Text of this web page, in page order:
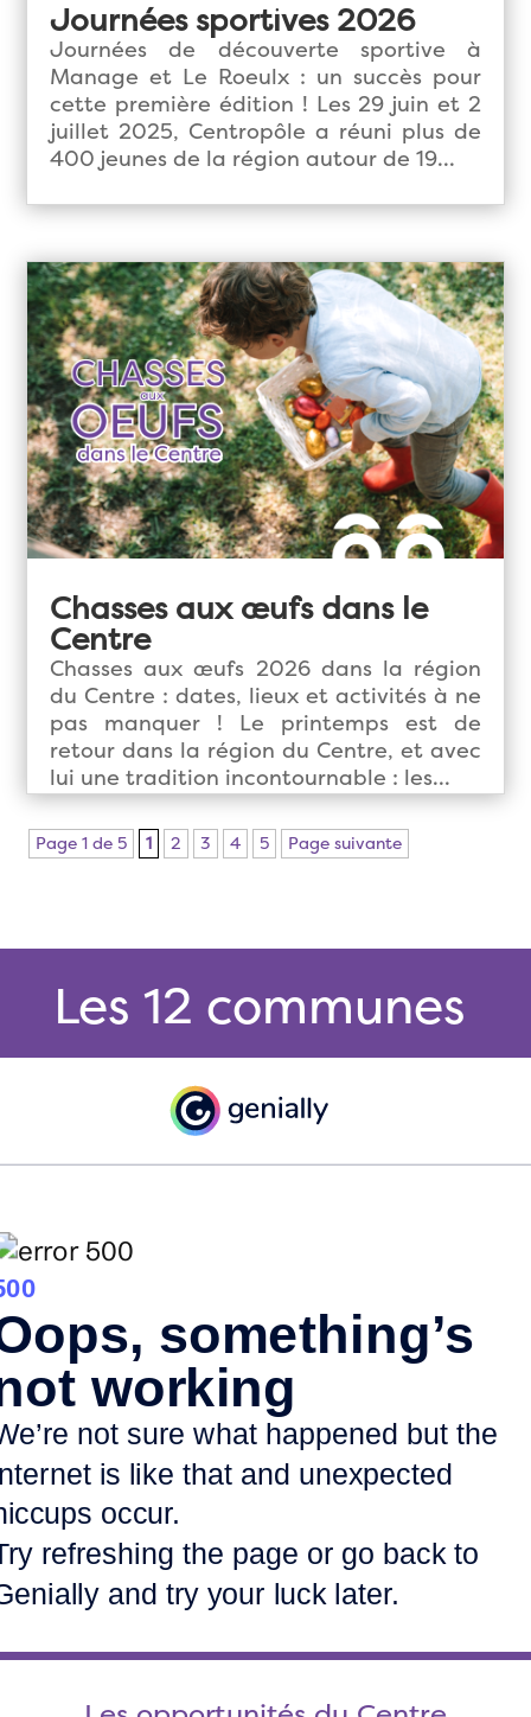
Journées sportives 2026
Journées de découverte sportive à
Manage et Le Roeulx : un succès pour
cette première édition ! Les 29 juin et 2
juillet 2025, Centropôle a réuni plus de
400 jeunes de la région autour de 19...
Chasses aux œufs dans le
Centre
Chasses aux œufs 2026 dans la région
du Centre : dates, lieux et activités à ne
pas manquer ! Le printemps est de
retour dans la région du Centre, et avec
lui une tradition incontournable : les...
Page 1 de 5 1 2 3 4 5 Page suivante
Les 12 communes